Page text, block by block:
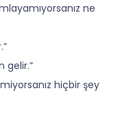
ne
gelir.”
hiçbir şey